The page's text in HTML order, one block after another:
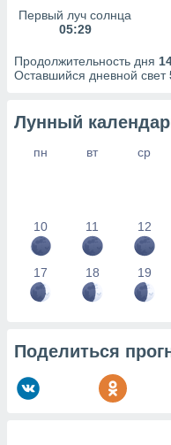
Первый луч солнца
05:29
Продолжительность дня
Оставшийся дневной свет
Лунный
пн вт ср
10 11 12
17 18 19
Поделиться